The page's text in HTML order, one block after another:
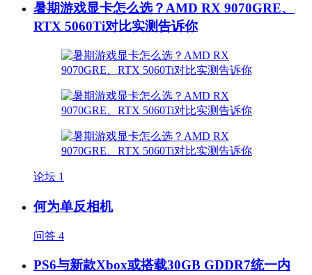
暑期游戏显卡怎么选？AMD RX 9070GRE、
RTX 5060Ti对比实测告诉你
论坛 1
何为单反相机
问答 4
PS6与新款Xbox或搭载30GB GDDR7统一内